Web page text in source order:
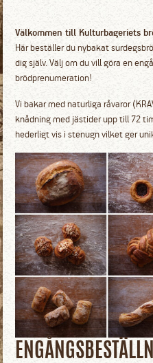
Välkommen till Kulturbageriets
Här beställer du nybakat
dig själv. Välj om du vill göra en
brödprenumeration!
Vi bakar med naturliga råvaror
knådning med jästider upp till 72
hederligt vis i stenugn vilket ger